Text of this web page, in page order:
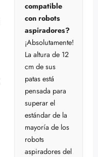
compatible
con robots
aspiradores?
¡Absolutamente!
La altura de 12
cm de sus
patas está
pensada para
superar el
estándar de la
mayoría de los
robots
aspiradores del